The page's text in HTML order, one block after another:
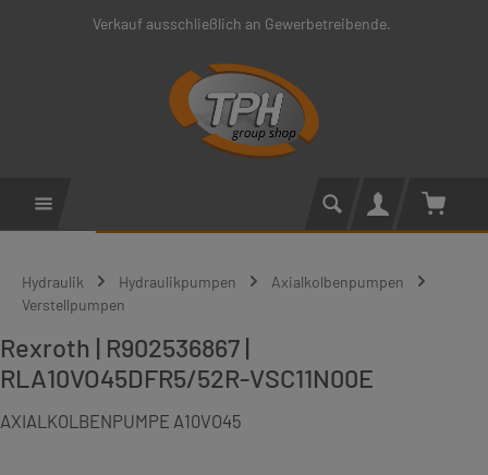
Zum Hauptinhalt springenVerkauf ausschließlich an Gewerbetreibende.
Hydraulik Hydraulikpumpen
Axialkolbenpumpen
Verstellpumpen
Rexroth | R902536867 |
RLA10VO45DFR5/52R-VSC11N00E
AXIALKOLBENPUMPE A10VO45